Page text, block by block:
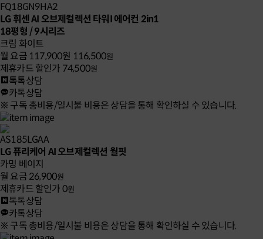
FQ18GN9HA2
LG 휘센 AI 오브제컬렉션 타워I 에어컨 2in1
18평형 / 9시리즈
크림 화이트
월 요금 117,900원 116,500원
제휴카드 할인가 74,500원
톡톡상담
카톡상담
※ 구독 총비용/일시불 비용은 상담을 통해 확인하실 수 있습니다.
AS185LGAA
LG 퓨리케어 AI 오브제컬렉션 월핏
카밍 베이지
월 요금26,900원
제휴카드 할인가0원
톡톡상담
카톡상담
※ 구독 총비용/일시불 비용은 상담을 통해 확인하실 수 있습니다.